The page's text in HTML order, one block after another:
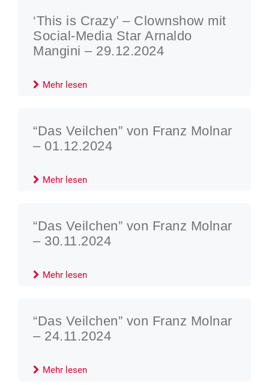
‘This is Crazy’ – Clownshow mit
Social-Media Star Arnaldo
Mangini – 29.12.2024
Mehr lesen
“Das Veilchen” von Franz Molnar
– 01.12.2024
Mehr lesen
“Das Veilchen” von Franz Molnar
– 30.11.2024
Mehr lesen
“Das Veilchen” von Franz Molnar
– 24.11.2024
Mehr lesen